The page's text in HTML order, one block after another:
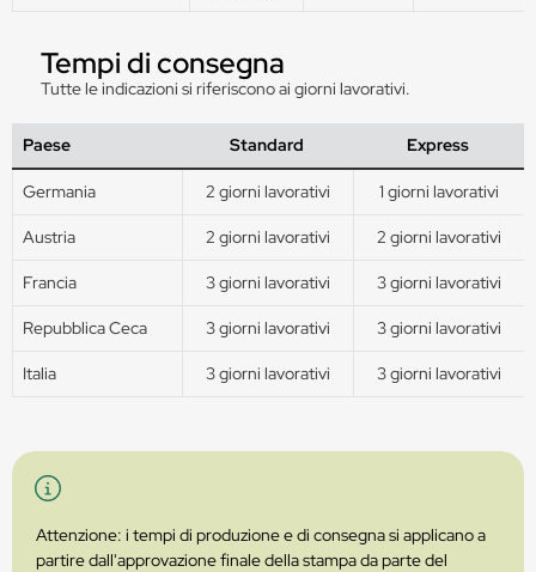
Tempi di consegna
Tutte le indicazioni si riferiscono ai giorni lavorativi.
Paese Standard Express
Germania 2 giorni lavorativi 1 giorni lavorativi
Austria 2 giorni lavorativi 2 giorni lavorativi
Francia 3 giorni lavorativi 3 giorni lavorativi
Repubblica Ceca 3 giorni lavorativi 3 giorni lavorativi
Italia 3 giorni lavorativi 3 giorni lavorativi
Attenzione: i tempi di produzione e di consegna si applicano a
partire dall'approvazione finale della stampa da parte del